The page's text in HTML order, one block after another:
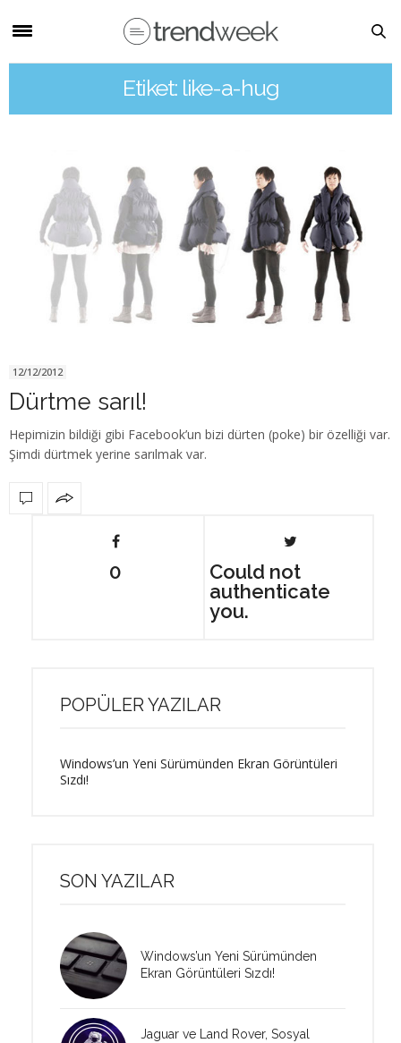
Etiket: like-a-hug
12/12/2012
Dürtme sarıl!
Hepimizin bildiği gibi Facebook’un bizi dürten (poke) bir özelliği var.
Şimdi dürtmek yerine sarılmak var.
0
Could not
authenticate
you.
POPÜLER YAZILAR
Windows’un Yeni Sürümünden Ekran Görüntüleri
Sızdı!
SON YAZILAR
Windows’un Yeni Sürümünden
Ekran Görüntüleri Sızdı!
Jaguar ve Land Rover, Sosyal